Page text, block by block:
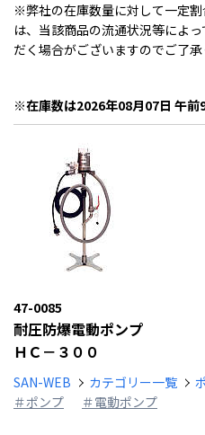
※弊社の在庫数量に対して一定
は、当該商品の流通状況等によ
だく場合がございますのでご了承
※在庫数は2026年08月07日 午前
47-0085
耐圧防爆電動ポンプ
ＨＣ－３００
SAN-WEB カテゴリー一覧
＃ポンプ
＃電動ポンプ